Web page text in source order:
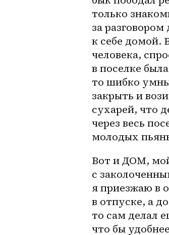
только
за
к себе домой.
человека,
в поселке
то шибко
закрыть и
сухарей, что
через весь
молодых
Вот и ДОМ,
с
я приезжаю в
в отпуске, а
то сам делал
что бы